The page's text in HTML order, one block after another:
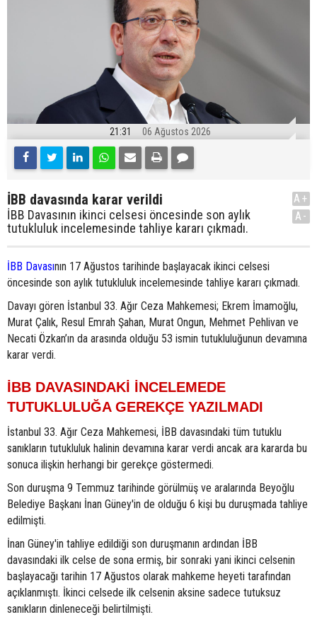
21:31 06 Ağustos 2026
İBB davasında karar verildi
İBB Davasının ikinci celsesi öncesinde son aylık
tutukluluk incelemesinde tahliye kararı çıkmadı.
A+
A-
İBB Davasının 17 Ağustos tarihinde başlayacak ikinci celsesi
öncesinde son aylık tutukluluk incelemesinde tahliye kararı çıkmadı.
Davayı gören İstanbul 33. Ağır Ceza Mahkemesi; Ekrem İmamoğlu,
Murat Çalık, Resul Emrah Şahan, Murat Ongun, Mehmet Pehlivan ve
Necati Özkan’ın da arasında olduğu 53 ismin tutukluluğunun devamına
karar verdi.
İBB DAVASINDAKİ İNCELEMEDE
TUTUKLULUĞA GEREKÇE YAZILMADI
İstanbul 33. Ağır Ceza Mahkemesi, İBB davasındaki tüm tutuklu
sanıkların tutukluluk halinin devamına karar verdi ancak ara kararda bu
sonuca ilişkin herhangi bir gerekçe göstermedi.
Son duruşma 9 Temmuz tarihinde görülmüş ve aralarında Beyoğlu
Belediye Başkanı İnan Güney'in de olduğu 6 kişi bu duruşmada tahliye
edilmişti.
İnan Güney'in tahliye edildiği son duruşmanın ardından İBB
davasındaki ilk celse de sona ermiş, bir sonraki yani ikinci celsenin
başlayacağı tarihin 17 Ağustos olarak mahkeme heyeti tarafından
açıklanmıştı. İkinci celsede ilk celsenin aksine sadece tutuksuz
sanıkların dinleneceği belirtilmişti.